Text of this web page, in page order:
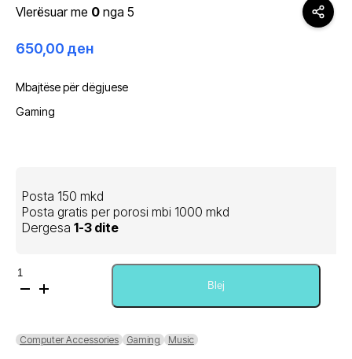
Vlerësuar me 0 nga 5
650,00 ден
Mbajtëse për dëgjuese
Gaming
Posta 150 mkd
Posta gratis per porosi mbi 1000 mkd
Dergesa 1-3 dite
Sasi
Fantech
Stand
AC3001
Blej
Computer Accessories Gaming Music